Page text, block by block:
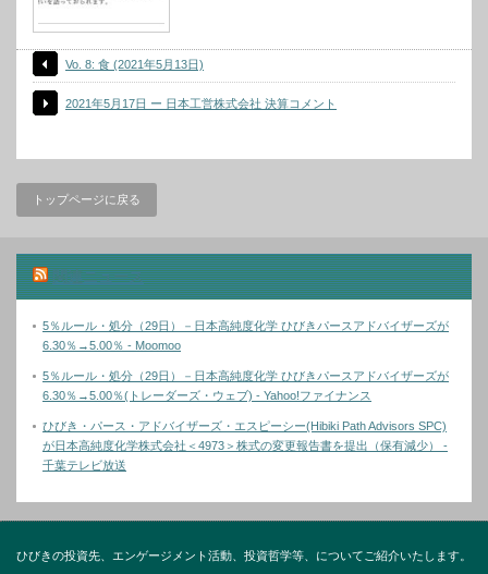
Vo. 8: 食 (2021年5月13日)
2021年5月17日 ー 日本工営株式会社 決算コメント
トップページに戻る
関連ニュース
5％ルール・処分（29日）－日本高純度化学 ひびきパースアドバイザーズが
6.30％→5.00％ - Moomoo
5％ルール・処分（29日）－日本高純度化学 ひびきパースアドバイザーズが
6.30％→5.00％(トレーダーズ・ウェブ) - Yahoo!ファイナンス
ひびき・パース・アドバイザーズ・エスピーシー(Hibiki Path Advisors SPC)
が日本高純度化学株式会社＜4973＞株式の変更報告書を提出（保有減少） -
千葉テレビ放送
ひびきの投資先、エンゲージメント活動、投資哲学等、についてご紹介いたします。